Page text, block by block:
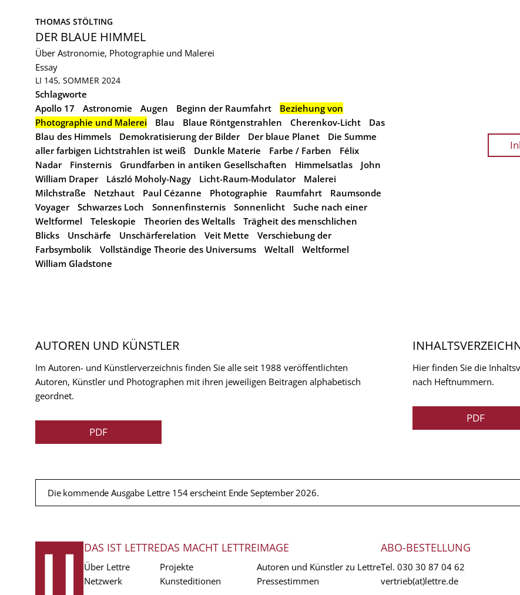
THOMAS STÖLTING
DER BLAUE HIMMEL
Über Astronomie, Photographie und Malerei
Essay
LI 145, SOMMER 2024
Schlagworte
Apollo 17
Astronomie Augen Beginn der Raumfahrt
Beziehung von
Photographie und Malerei
Blau Blaue Röntgenstrahlen Cherenkov-Licht
Das
Blau des Himmels
Demokratisierung der Bilder Der blaue Planet
Die Summe
aller farbigen Lichtstrahlen ist weiß
Dunkle Materie Farbe / Farben
Félix
Nadar
Finsternis Grundfarben in antiken Gesellschaften Himmelsatlas
John
William Draper
László Moholy-Nagy Licht-Raum-Modulator
Malerei
Milchstraße
Netzhaut Paul Cézanne Photographie Raumfahrt
Raumsonde
Voyager
Schwarzes Loch Sonnenfinsternis Sonnenlicht
Suche nach einer
Weltformel
Teleskopie Theorien des Weltalls
Trägheit des menschlichen
Blicks
Unschärfe Unschärferelation Veit Mette
Verschiebung der
Farbsymbolik
Vollständige Theorie des Universums Weltall
Weltformel
William Gladstone
AUTOREN UND KÜNSTLER
Im Autoren- und Künstlerverzeichnis finden Sie alle seit 1988 veröffentlichten
Autoren, Künstler und Photographen mit ihren jeweiligen Beitragen alphabetisch
geordnet.
PDF
Hier finden Sie die
nach Heftnummern.
PDF
Die kommende Ausgabe Lettre 154 erscheint Ende September 2026.
FUSSZEILE
DAS IST LETTRE
Über Lettre
Netzwerk
DAS MACHT LETTRE
Projekte
Kunsteditionen
IMAGE
Autoren und Künstler zu Lettre
Pressestimmen
ABO-BESTELLUNG
Tel. 030 30 87 04 62
vertrieb(at)lettre.de